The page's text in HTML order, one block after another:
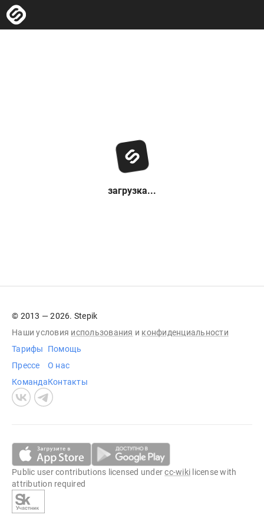
загрузка...
© 2013 — 2026. Stepik
Наши условия использования и конфиденциальности
Тарифы
Прессе
Команда
Помощь
О нас
Контакты
Public user contributions licensed undercc-wiki license with
attribution required